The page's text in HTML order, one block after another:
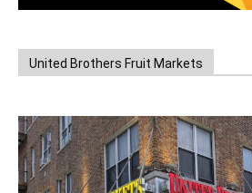
United Brothers Fruit Markets